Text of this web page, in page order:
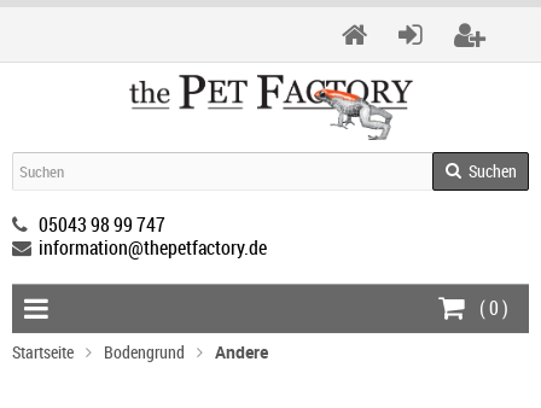
Suchen
05043 98 99 747
information@thepetfactory.de
(0)
Startseite Bodengrund Andere